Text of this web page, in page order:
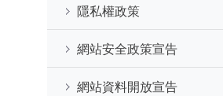
隱私權政策
網站安全政策宣告
網站資料開放宣告